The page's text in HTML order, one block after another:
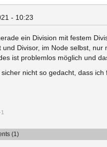
- 10:23
ein Division mit festem
und Divisor, im Node selbst,
ist problemlos möglich und
sicher nicht so gedacht, dass
(1)